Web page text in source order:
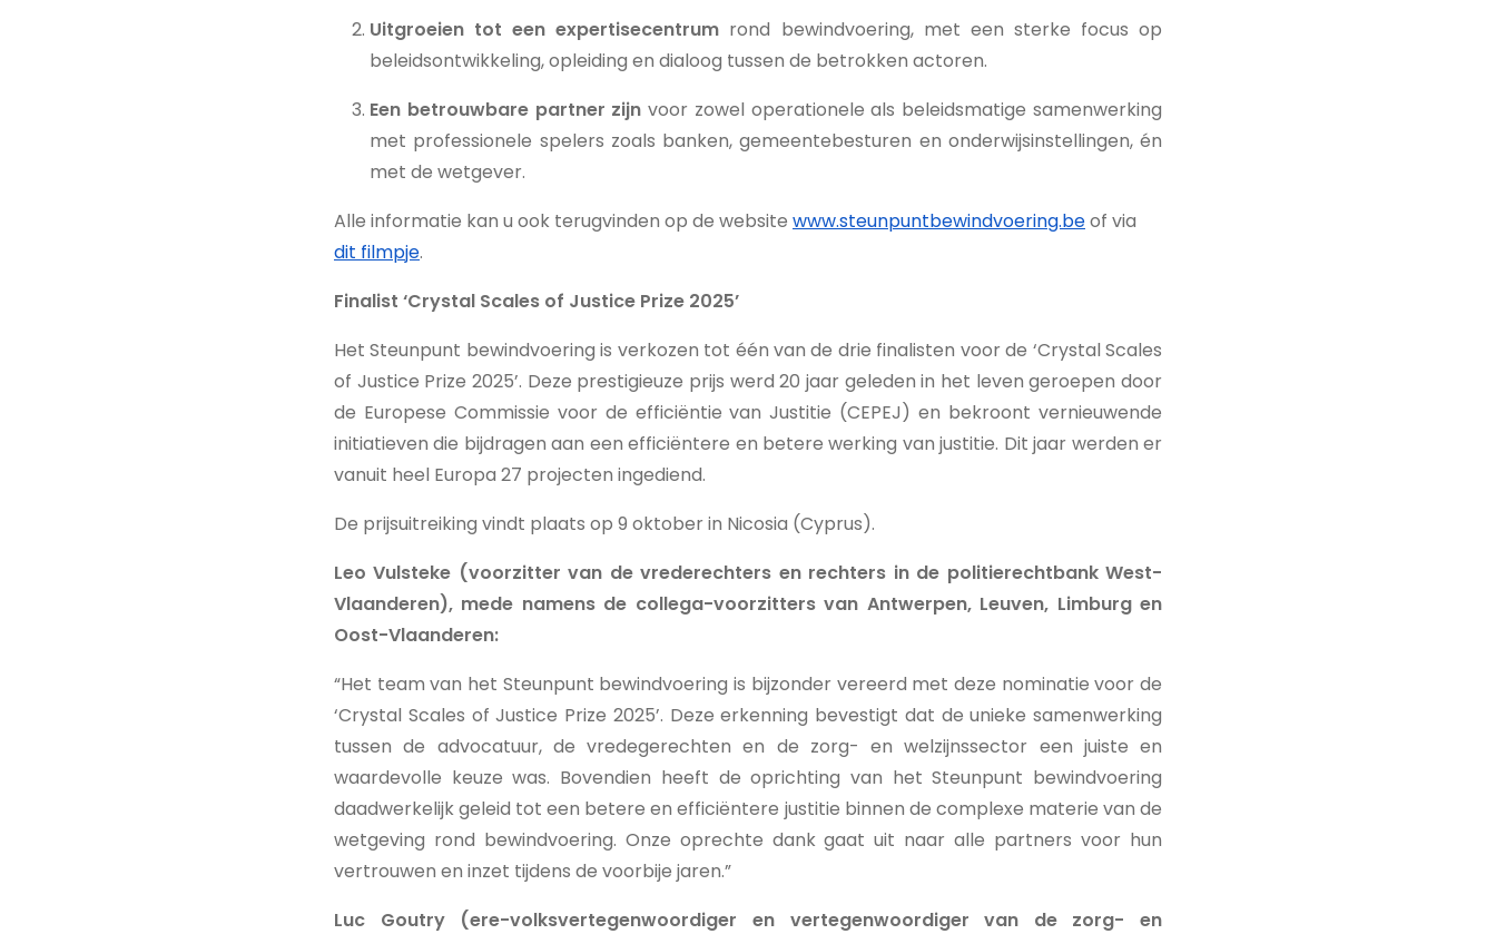
Uitgroeien tot een expertisecentrum rond bewindvoering, met een sterke focus op
beleidsontwikkeling, opleiding en dialoog tussen de betrokken actoren.
Een betrouwbare partner zijn voor zowel operationele als beleidsmatige samenwerking
met professionele spelers zoals banken, gemeentebesturen en onderwijsinstellingen, én
met de wetgever.
Alle informatie kan u ook terugvinden op de website www.steunpuntbewindvoering.beof via
dit filmpje.
Finalist ‘Crystal Scales of Justice Prize 2025’
Het Steunpunt bewindvoering is verkozen tot één van de drie finalisten voor de ‘Crystal Scales
of Justice Prize 2025’. Deze prestigieuze prijs werd 20 jaar geleden in het leven geroepen door
de Europese Commissie voor de efficiëntie van Justitie (CEPEJ) en bekroont vernieuwende
initiatieven die bijdragen aan een efficiëntere en betere werking van justitie. Dit jaar werden er
vanuit heel Europa 27 projecten ingediend.
De prijsuitreiking vindt plaats op 9 oktober in Nicosia (Cyprus).
Leo Vulsteke (voorzitter van de vrederechters en rechters in de politierechtbank West-
Vlaanderen), mede namens de collega-voorzitters van Antwerpen, Leuven, Limburg en
Oost-Vlaanderen:
“Het team van het Steunpunt bewindvoering is bijzonder vereerd met deze nominatie voor de
‘Crystal Scales of Justice Prize 2025’. Deze erkenning bevestigt dat de unieke samenwerking
tussen de advocatuur, de vredegerechten en de zorg- en welzijnssector een juiste en
waardevolle keuze was. Bovendien heeft de oprichting van het Steunpunt bewindvoering
daadwerkelijk geleid tot een betere en efficiëntere justitie binnen de complexe materie van de
wetgeving rond bewindvoering. Onze oprechte dank gaat uit naar alle partners voor hun
vertrouwen en inzet tijdens de voorbije jaren.”
Luc Goutry (ere-volksvertegenwoordiger en vertegenwoordiger van de zorg- en